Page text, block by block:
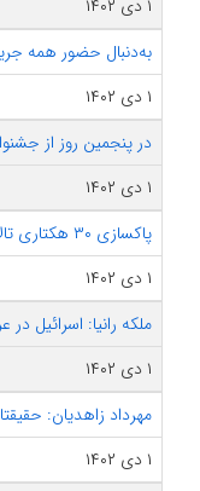
۱ دی ۱۴۰۲
به‌دنبال حضور همه
۱ دی ۱۴۰۲
در پنجمین روز از
۱ دی ۱۴۰۲
پاکسازی ۳۰ هکتاری تالاب بین‌المللی انزلی از سنبل آبی
۱ دی ۱۴۰۲
ملکه رانیا: اسرائیل در عرض ۲ ماه نوار غزه را به
۱ دی ۱۴۰۲
مهرداد زاهدیان:
۱ دی ۱۴۰۲